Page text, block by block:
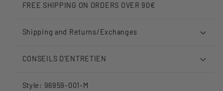
FREE SHIPPING ON ORDERS OVER 90€
Shipping and Returns/Exchanges
CONSEILS D’ENTRETIEN
Style: 96959-001-M